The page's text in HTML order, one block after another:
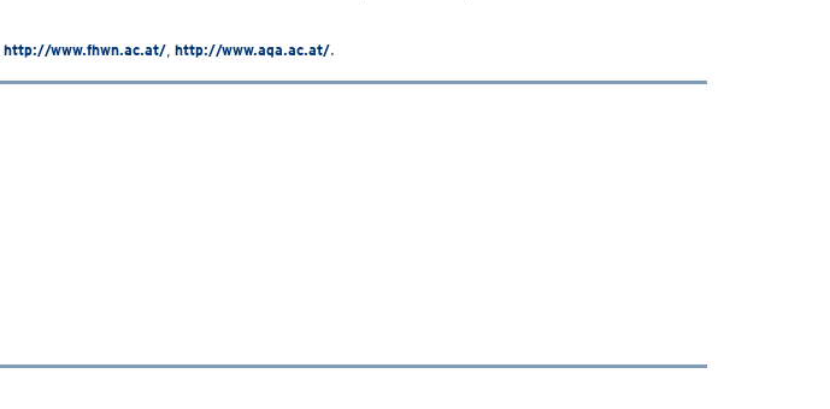
http://www.fhwn.ac.at/, http://www.aqa.ac.at/.